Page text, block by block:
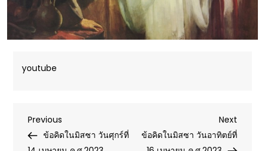
youtube
Post
Previous
Post
Previous
ข้อคิดในมิสซา วันศุกร์ที่
Next
Post
Next
ข้อคิดในมิสซา วันอาทิตย์ที่